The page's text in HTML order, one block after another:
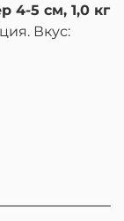
4-5 см, 1,0 кг
Вкус: